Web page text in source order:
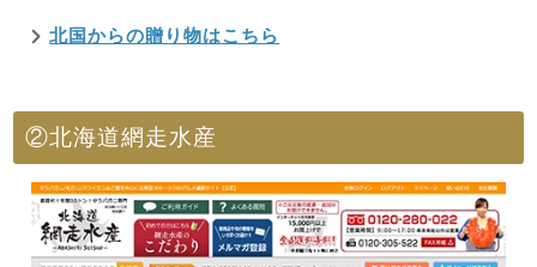
北国からの贈り物はこちら
②北海道網走水産